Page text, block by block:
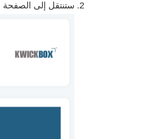
ستنتقل إلى